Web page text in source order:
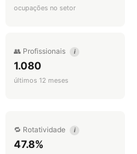
ocupações no setor
👥 Profissionais i
1.080
últimos 12 meses
🔁 Rotatividade i
47.8%